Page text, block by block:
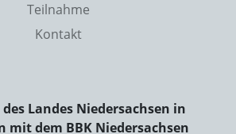
Teilnahme
Kontakt
Landes Niedersachsen in
mit dem BBK Niedersachsen